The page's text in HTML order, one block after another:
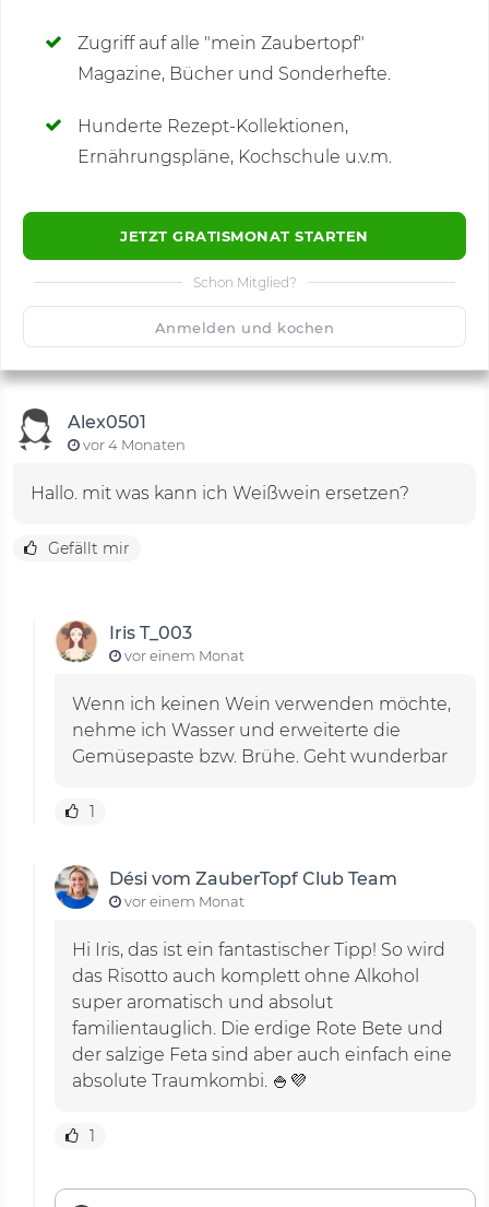
Zugriff auf alle "mein Zaubertopf"
Magazine, Bücher und Sonderhefte.
Hunderte Rezept-Kollektionen,
Ernährungspläne, Kochschule u.v.m.
JETZT GRATISMONAT STARTEN
Schon Mitglied?
Anmelden und kochen
Kommentare(3)
🙂 1500 Speichern
Alex0501
vor 4 Monaten
Hallo. mit was kann ich Weißwein ersetzen?
Gefällt mir
Iris T_003
vor einem Monat
Wenn ich keinen Wein verwenden möchte,
nehme ich Wasser und erweiterte die
Gemüsepaste bzw. Brühe. Geht wunderbar
1
Dési vom ZauberTopf Club Team
vor einem Monat
Hi Iris, das ist ein fantastischer Tipp! So wird
das Risotto auch komplett ohne Alkohol
super aromatisch und absolut
familientauglich. Die erdige Rote Bete und
der salzige Feta sind aber auch einfach eine
absolute Traumkombi. 🍚💜
1